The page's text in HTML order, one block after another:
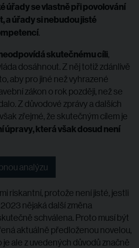
úřady se vlastně při povolování
a úřady si nebudou jisté
.
skutečnému cíli,
dosáhnout. Z něj totiž zdánlivě
aby pro jiné než vyhrazené
zákon o rok později, než se
Z důvodové zprávy a dalších
zřejmé, že skutečným cílem je
úpravy, která však dosud není
analýzu
riskantní, protože není jisté, jestli
nějaká další změna
schválena. Proto musí být
aktuálně předloženou novelou,
je ale z uvedených důvodů značně